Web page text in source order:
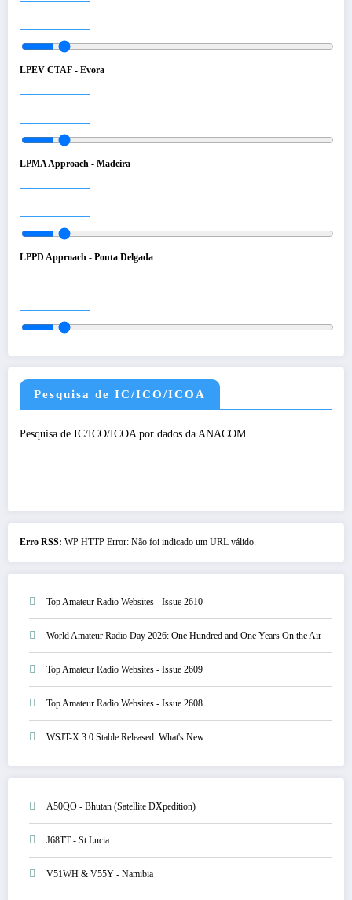
LPEV CTAF - Evora
LPMA Approach - Madeira
LPPD Approach - Ponta Delgada
Pesquisa de IC/ICO/ICOA
Pesquisa de IC/ICO/ICOA por dados da ANACOM
Erro RSS: WP HTTP Error: Não foi indicado um URL válido.
Top Amateur Radio Websites - Issue 2610
World Amateur Radio Day 2026: One Hundred and One Years On the Air
Top Amateur Radio Websites - Issue 2609
Top Amateur Radio Websites - Issue 2608
WSJT-X 3.0 Stable Released: What's New
A50QO - Bhutan (Satellite DXpedition)
J68TT - St Lucia
V51WH & V55Y - Namibia